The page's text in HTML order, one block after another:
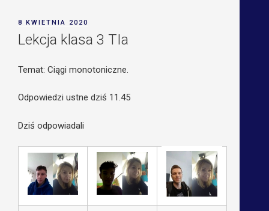
POSTED
ON
8 KWIETNIA 2020
Lekcja klasa 3 TIa
Temat: Ciągi monotoniczne.
Odpowiedzi ustne dziś 11.45
Dziś odpowiadali